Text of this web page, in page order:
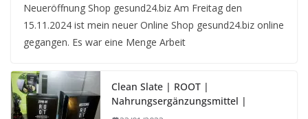
Neueröffnung Shop gesund24.biz Am Freitag den
15.11.2024 ist mein neuer Online Shop gesund24.biz online
gegangen. Es war eine Menge Arbeit
Clean Slate | ROOT |
Nahrungsergänzungsmittel |